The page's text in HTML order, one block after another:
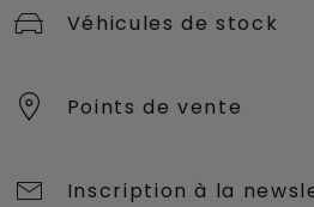
Véhicules de stock
Points de vente
Inscription à la